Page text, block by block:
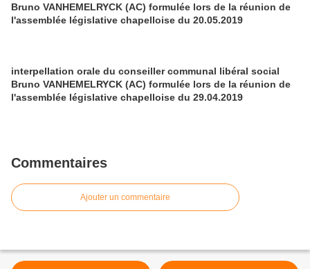
Bruno VANHEMELRYCK (AC) formulée lors de la réunion de
l'assemblée législative chapelloise du 20.05.2019
interpellation orale du conseiller communal libéral social
Bruno VANHEMELRYCK (AC) formulée lors de la réunion de
l'assemblée législative chapelloise du 29.04.2019
Commentaires
Ajouter un commentaire